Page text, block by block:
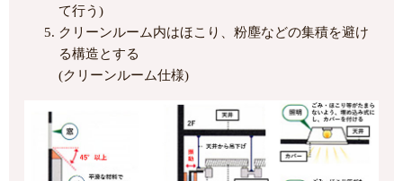
て行う)
クリーンルーム内はほこり、粉塵などの集積を避け
る構造とする
(クリーンルーム仕様)